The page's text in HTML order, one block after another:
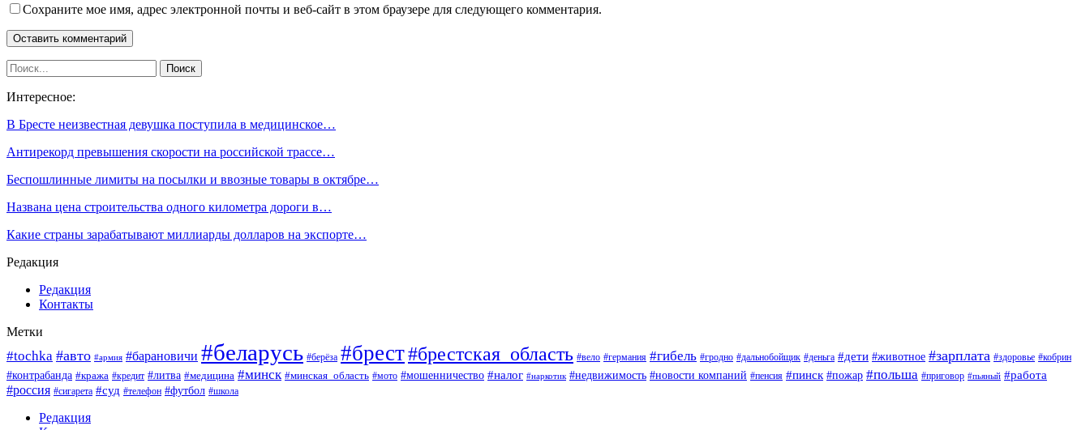
Сохраните мое имя, адрес электронной почты и веб-сайт в этом браузере для следующего комментария.
Интересное:
В Бресте неизвестная девушка поступила в медицинское…
Антирекорд превышения скорости на российской трассе…
Беспошлинные лимиты на посылки и ввозные товары в октябре…
Названа цена строительства одного километра дороги в…
Какие страны зарабатывают миллиарды долларов на экспорте…
Редакция
Редакция
Контакты
Метки
#tochka #авто #армия #барановичи #беларусь #берёза #брест#брестская_область #вело #германия #гибель #гродно #дальнобойщик #деньга #дети #животное #зарплата #здоровье #кобрин
#контрабанда #кража #кредит #литва #медицина #минск #минская_область #мото #мошенничество #налог #наркотик #недвижимость #новости компаний #пенсия #пинск #пожар #польша #приговор #пьяный #работа
#россия #сигарета #суд #телефон #футбол #школа
Редакция